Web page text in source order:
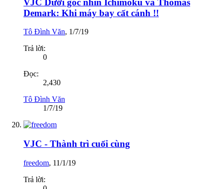
Demark: Khi máy bay cất cánh !!
Tô Đình Văn, 1/7/19
Trả lời:
0
Đọc:
2,430
Tô Đình Văn
1/7/19
VJC - Thành trì cuối cùng
freedom, 11/1/19
Trả lời: